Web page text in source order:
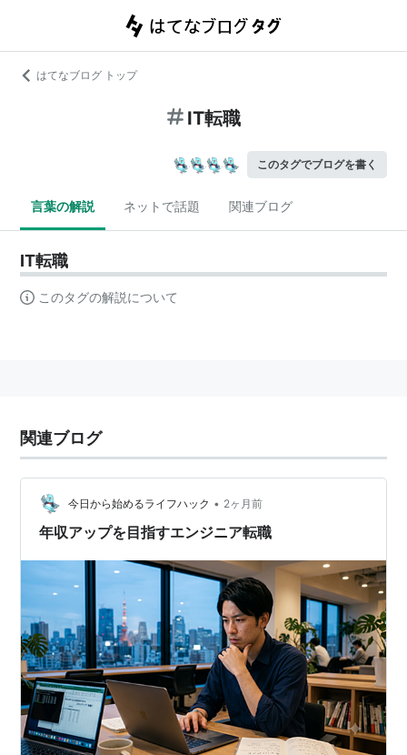
はてなブログ トップ
IT転職
このタグでブログを書く
言葉の解説 ネットで話題 関連ブログ
IT転職
このタグの解説について
関連ブログ
今日から始めるライフハック • 2ヶ月前
年収アップを目指すエンジニア転職